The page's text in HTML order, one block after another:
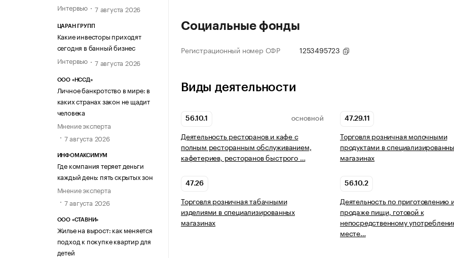
Интервью
7 августа 2026
ЦАРАН ГРУПП
Какие инвесторы приходят
сегодня в банный бизнес
Интервью
7 августа 2026
ООО «НССД»
Личное банкротство в мире: в
каких странах закон не щадит
человека
Мнение эксперта
7 августа 2026
ИНФОМАКСИМУМ
Где компания теряет деньги
каждый день: пять скрытых зон
Мнение эксперта
7 августа 2026
ООО «СТАВНИ»
Жилье на вырост: как меняется
подход к покупке квартир для
детей
Социальные фонды
Регистрационный номер СФР 1253495723
Виды деятельности
56.10.1 ОСНОВНОЙ
Деятельность ресторанов и кафе с
полным ресторанным обслуживанием,
кафетериев, ресторанов быстрого …
47.29.11
Торговля розничная молочными
продуктами в
магазинах
47.26
Торговля розничная табачными
изделиями в специализированных
магазинах
56.10.2
Деятельность по приготовлению
продаже пищи, готовой к
непосредственному
месте…